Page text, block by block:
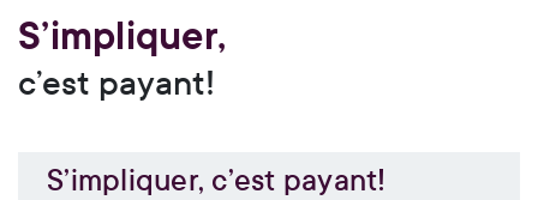
S’impliquer,
c’est payant!
S’impliquer, c’est payant!